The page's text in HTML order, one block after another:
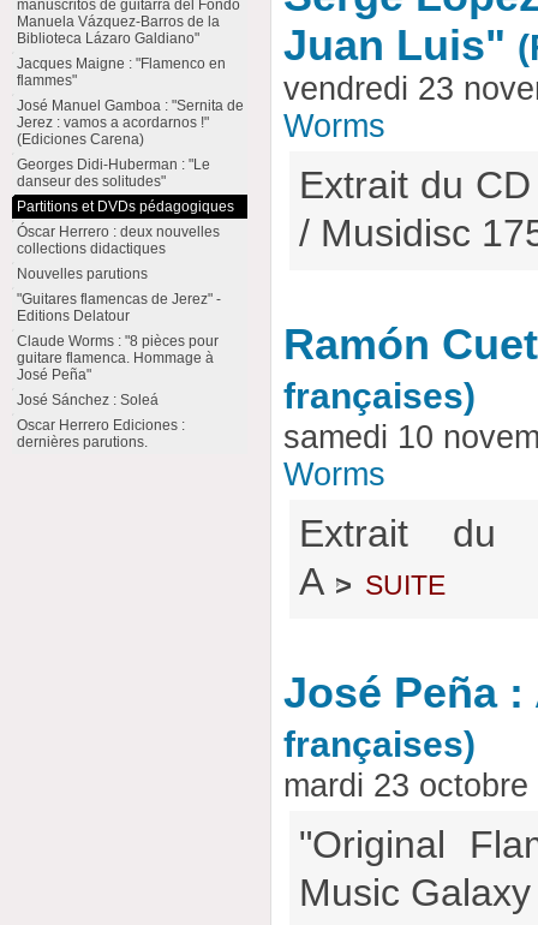
Juan Luis"
vendredi 23
Worms
Extrait du
/ Musidisc
Ramón
françaises)
samedi 10
Worms
Extrait du
A > suite
José Peña
françaises)
mardi 23
"Original
Music
manuscritos de guitarra del Fondo
Manuela Vázquez-Barros de la
Biblioteca Lázaro Galdiano"
Jacques Maigne : "Flamenco en
flammes"
José Manuel Gamboa : "Sernita de
Jerez : vamos a acordarnos !"
(Ediciones Carena)
Georges Didi-Huberman : "Le
danseur des solitudes"
Partitions et DVDs pédagogiques
Óscar Herrero : deux nouvelles
collections didactiques
Nouvelles parutions
"Guitares flamencas de Jerez" -
Editions Delatour
Claude Worms : "8 pièces pour
guitare flamenca. Hommage à
José Peña"
José Sánchez : Soleá
Oscar Herrero Ediciones :
dernières parutions.